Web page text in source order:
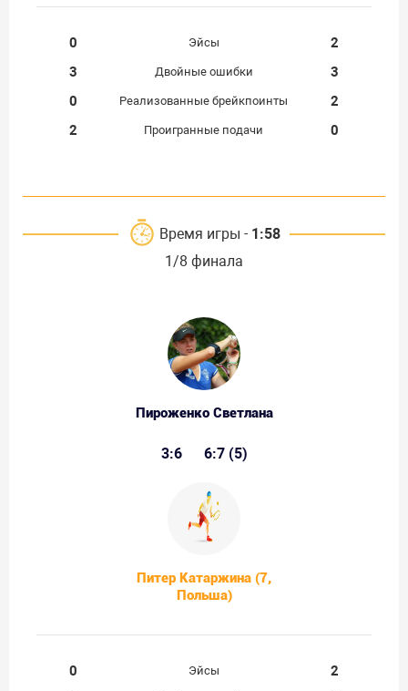
0 Эйсы
2
3
Двойные ошибки
3
0
Реализованные брейкпоинты
2
2
Проигранные подачи 0
Время игры - 1:58
1/8 финала
Пироженко Светлана
3:6 6:7 (5)
Питер Катаржина (7,
Польша)
0 Эйсы
2